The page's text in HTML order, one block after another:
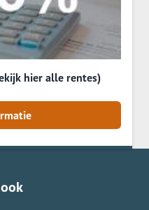
hier alle rentes)